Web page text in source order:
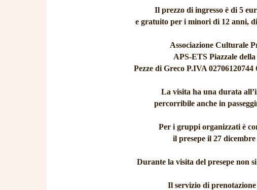
Il prezzo di ingresso è di 5
e gratuito per i minori di 12 anni,
Associazione Culturale
APS-ETS Piazzale
Pezze di Greco P.IVA 02706120744
La visita ha una durata
percorribile anche in
Per i gruppi organizzati è
il presepe il 27
Durante la visita del presepe non
Il servizio di prenotazione